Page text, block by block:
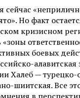
сейчас
Но факт
кризисном
боевых
алавитская
Халеб —
шиитская. Все